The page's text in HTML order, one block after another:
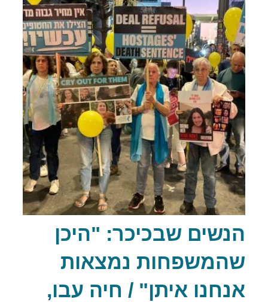
הנשים שבכיכר: "היכן
שהמשפחות נמצאות
אנחנו איתן" / חיה עבו,